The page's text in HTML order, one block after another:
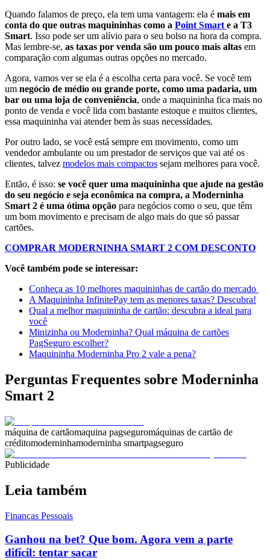
Quando falamos de preço, ela tem uma vantagem: ela é mais em
conta do que outras maquininhas como a Point Smarte a T3
Smart. Isso pode ser um alívio para o seu bolso na hora da compra.
Mas lembre-se, as taxas por venda são um pouco mais altas em
comparação com algumas outras opções no mercado.
Agora, vamos ver se ela é a escolha certa para você. Se você tem
um negócio de médio ou grande porte, como uma padaria, um
bar ou uma loja de conveniência, onde a maquininha fica mais no
ponto de venda e você lida com bastante estoque e muitos clientes,
essa maquininha vai atender bem às suas necessidades.
Por outro lado, se você está sempre em movimento, como um
vendedor ambulante ou um prestador de serviços que vai até os
clientes, talvez modelos mais compactos sejam melhores para você.
Então, é isso: se você quer uma maquininha que ajude na gestão
do seu negócio e seja econômica na compra, a Moderninha
Smart 2 é uma ótima opção para negócios como o seu, que têm
um bom movimento e precisam de algo mais do que só passar
cartões.
COMPRAR MODERNINHA SMART 2 COM DESCONTO
Você também pode se interessar:
Conheça as 10 melhores maquininhas de cartão do mercado
A Maquininha InfinitePay tem as menores taxas? Descubra!
Qual a melhor maquininha de cartão: descubra a ideal para
você
Minizinha ou Moderninha? Qual máquina de cartões
PagSeguro escolher?
Maquininha Moderninha Pro 2 vale a pena?
Perguntas Frequentes sobre Moderninha
Smart 2
máquina de cartãomaquina pagseguromáquinas de cartão de
créditomoderninhamoderninha smartpagseguro
Publicidade
Leia também
Finanças Pessoais
Ganhou na bet? Que bom. Agora vem a parte
difícil: tentar sacar